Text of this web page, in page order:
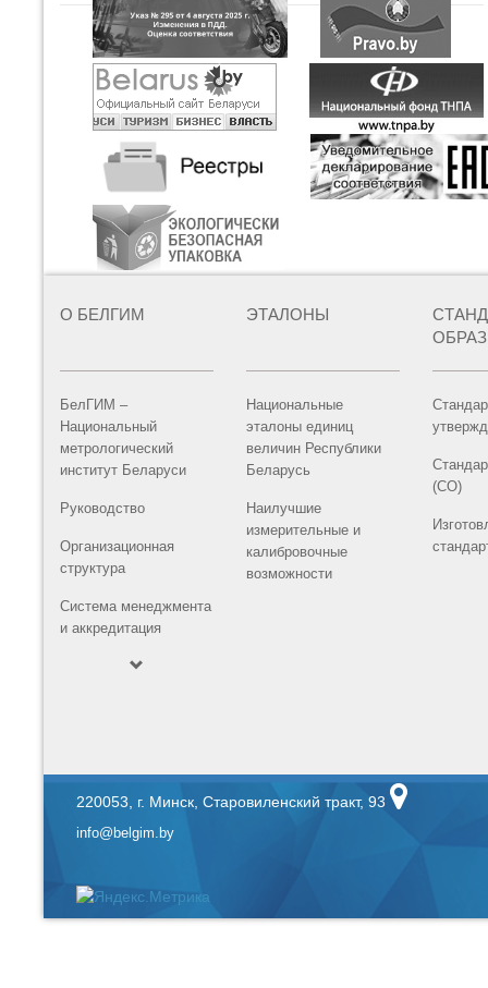
О БЕЛГИМ
БелГИМ –
Национальный
метрологический
институт Беларуси
Руководство
Организационная
структура
Система менеджмента
и аккредитация
ЭТАЛОНЫ
Национальные
эталоны единиц
величин Республики
Беларусь
Наилучшие
измерительные и
калибровочные
возможности
(СО)
220053, г. Минск, Старовиленский тракт, 93
info@belgim.by